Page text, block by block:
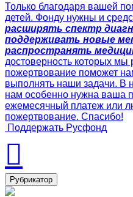
Только благодаря вашей
детей. Фонду нужны и
расширять спектр
поддерживать новые
распространять
достоверность которых
пожертвование поможет
выполнять наши задачи.
нам особенно нужна ваша
ежемесячный платеж или
пожертвование. Спасибо!
Поддержать Русфонд
Рубрикатор